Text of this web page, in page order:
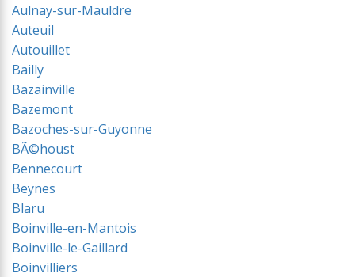
Aulnay-sur-Mauldre
Auteuil
Autouillet
Bailly
Bazainville
Bazemont
Bazoches-sur-Guyonne
BÃ©houst
Bennecourt
Beynes
Blaru
Boinville-en-Mantois
Boinville-le-Gaillard
Boinvilliers